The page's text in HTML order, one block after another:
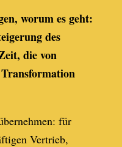
worum es geht:
des
die von
für
Vertrieb,